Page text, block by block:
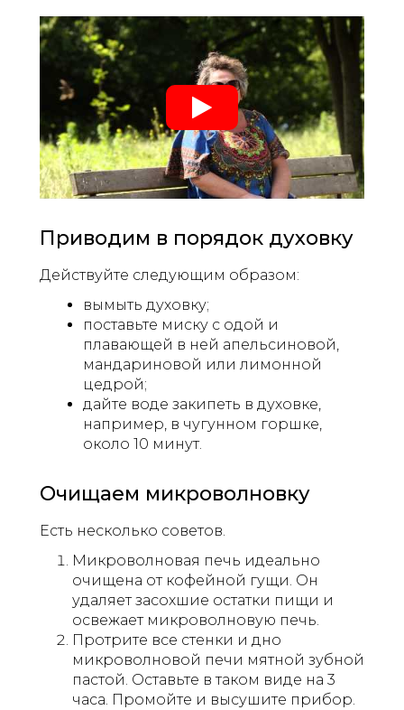
Приводим в порядок духовку
Действуйте следующим образом:
вымыть духовку;
поставьте миску с одой и
плавающей в ней апельсиновой,
мандариновой или лимонной
цедрой;
дайте воде закипеть в духовке,
например, в чугунном горшке,
около 10 минут.
Очищаем микроволновку
Есть несколько советов.
Микроволновая печь идеально
очищена от кофейной гущи. Он
удаляет засохшие остатки пищи и
освежает микроволновую печь.
Протрите все стенки и дно
микроволновой печи мятной зубной
пастой. Оставьте в таком виде на 3
часа. Промойте и высушите прибор.